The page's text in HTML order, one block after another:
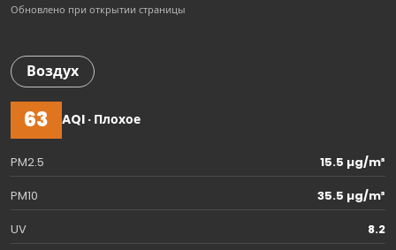
Обновлено при открытии страницы
Воздух
63 AQI · Плохое
PM2.5
15.5 µg/m³
PM10
35.5 µg/m³
UV
8.2